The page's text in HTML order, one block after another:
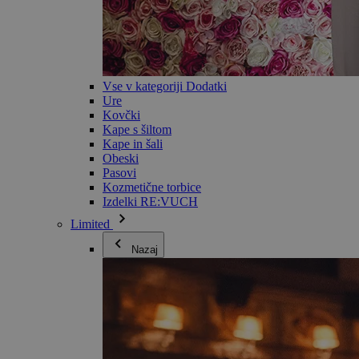
Vse v kategoriji Dodatki
Ure
Kovčki
Kape s šiltom
Kape in šali
Obeski
Pasovi
Kozmetične torbice
Izdelki RE:VUCH
Limited
Nazaj